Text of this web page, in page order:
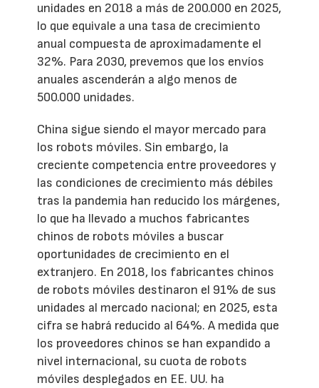
unidades en 2018 a más de 200.000 en 2025,
lo que equivale a una tasa de crecimiento
anual compuesta de aproximadamente el
32%. Para 2030, prevemos que los envíos
anuales ascenderán a algo menos de
500.000 unidades.
China sigue siendo el mayor mercado para
los robots móviles. Sin embargo, la
creciente competencia entre proveedores y
las condiciones de crecimiento más débiles
tras la pandemia han reducido los márgenes,
lo que ha llevado a muchos fabricantes
chinos de robots móviles a buscar
oportunidades de crecimiento en el
extranjero. En 2018, los fabricantes chinos
de robots móviles destinaron el 91% de sus
unidades al mercado nacional; en 2025, esta
cifra se habrá reducido al 64%. A medida que
los proveedores chinos se han expandido a
nivel internacional, su cuota de robots
móviles desplegados en EE. UU. ha